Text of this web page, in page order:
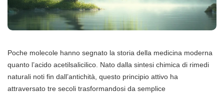
Poche molecole hanno segnato la storia della medicina moderna
quanto l’acido acetilsalicilico. Nato dalla sintesi chimica di rimedi
naturali noti fin dall’antichità, questo principio attivo ha
attraversato tre secoli trasformandosi da semplice